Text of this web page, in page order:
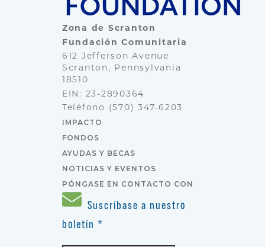
Zona de Scranton
Fundación Comunitaria
612 Jefferson Avenue
Scranton, Pennsylvania
18510
EIN: 23-2890364
Teléfono (570) 347-6203
IMPACTO
FONDOS
AYUDAS Y BECAS
NOTICIAS Y EVENTOS
PÓNGASE EN CONTACTO CON
Suscríbase a nuestro
boletín *